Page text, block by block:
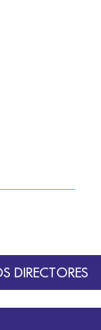
DIRECTORES